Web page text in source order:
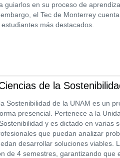
guiarlos en su proceso de
el Tec de Monterrey
más destacados.
de la
Sostenibilidad de la UNAM es un
presencial. Pertenece a la
y es dictado en varias
que puedan analizar
desarrollar soluciones viables.
de 4 semestres, garantizando que